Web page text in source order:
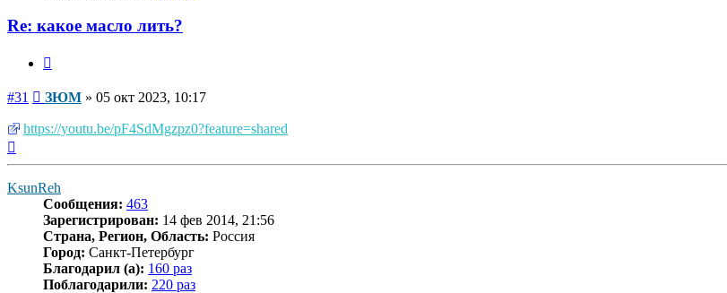
Re: какое масло лить?
#31 Сообщение
ЗЮМ » 05 окт 2023, 10:17
https://youtu.be/pF4SdMgzpz0?feature=shared
KsunReh
Сообщения: 463
Зарегистрирован: 14 фев 2014, 21:56
Страна, Регион, Область: Россия
Город: Санкт-Петербург
Благодарил (а): 160 раз
Поблагодарили: 220 раз